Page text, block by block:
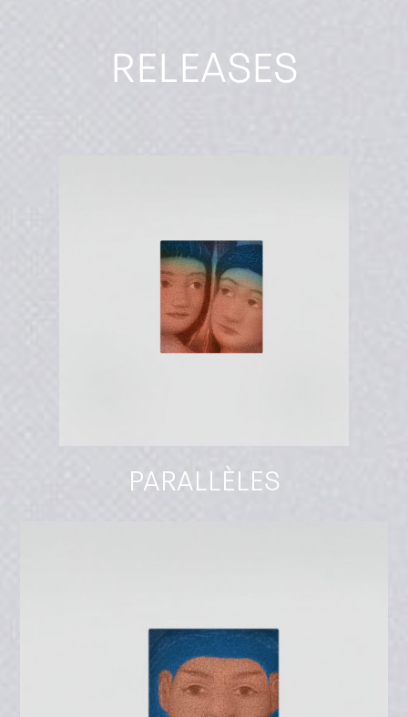
RELEASES
PARALLÈLES